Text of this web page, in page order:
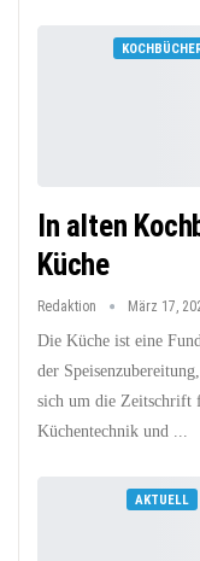
In alten
Küche
Redaktion März 17,
Die Küche ist eine
der
sich um die Zeitschrift
Küchentechnik und ...
AKTUELL